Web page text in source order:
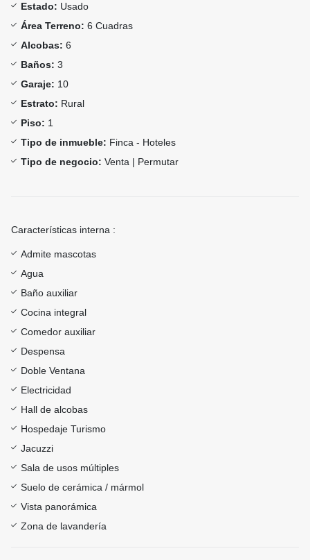
Estado: Usado
Área Terreno: 6 Cuadras
Alcobas: 6
Baños: 3
Garaje: 10
Estrato: Rural
Piso: 1
Tipo de inmueble: Finca - Hoteles
Tipo de negocio: Venta | Permutar
Características interna :
Admite mascotas
Agua
Baño auxiliar
Cocina integral
Comedor auxiliar
Despensa
Doble Ventana
Electricidad
Hall de alcobas
Hospedaje Turismo
Jacuzzi
Sala de usos múltiples
Suelo de cerámica / mármol
Vista panorámica
Zona de lavandería